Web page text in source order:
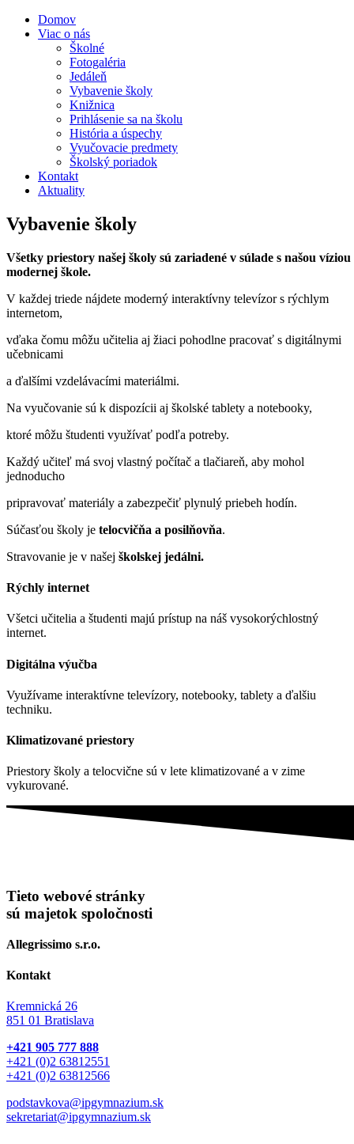
Domov
Viac o nás
Školné
Fotogaléria
Jedáleň
Vybavenie školy
Knižnica
Prihlásenie sa na školu
História a úspechy
Vyučovacie predmety
Školský poriadok
Kontakt
Aktuality
Vybavenie školy
Všetky priestory našej školy sú zariadené v súlade s našou víziou
modernej škole.
V každej triede nájdete moderný interaktívny televízor s rýchlym
internetom,
vďaka čomu môžu učitelia aj žiaci pohodlne pracovať s digitálnymi
učebnicami
a ďalšími vzdelávacími materiálmi.
Na vyučovanie sú k dispozícii aj školské tablety a notebooky,
ktoré môžu študenti využívať podľa potreby.
Každý učiteľ má svoj vlastný počítač a tlačiareň, aby mohol
jednoducho
pripravovať materiály a zabezpečiť plynulý priebeh hodín.
Súčasťou školy je telocvičňa a posilňovňa.
Stravovanie je v našej školskej jedálni.
Rýchly internet
Všetci učitelia a študenti majú prístup na náš vysokorýchlostný
internet.
Digitálna výučba
Využívame interaktívne televízory, notebooky, tablety a ďalšiu
techniku.
Klimatizované priestory
Priestory školy a telocvične sú v lete klimatizované a v zime
vykurované.
Tieto webové stránky
sú majetok spoločnosti
Allegrissimo s.r.o.
Kontakt
Kremnická 26
851 01 Bratislava
+421 905 777 888
+421 (0)2 63812551
+421 (0)2 63812566
podstavkova@ipgymnazium.sk
sekretariat@ipgymnazium.sk